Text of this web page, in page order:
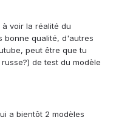
voir la réalité du
bonne qualité, d'autres
peut être que tu
de test du modèle
a bientôt 2 modèles